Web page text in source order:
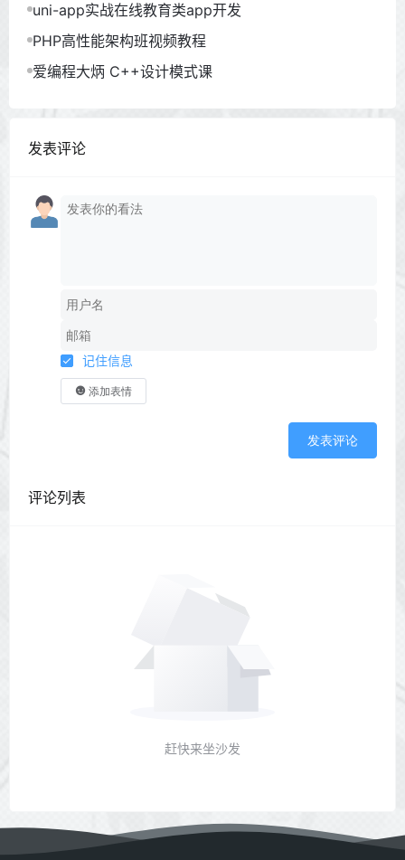
uni-app实战在线教育类app开发
PHP高性能架构班视频教程
爱编程大炳 C++设计模式课
发表评论
记住信息
添加表情
发表评论
评论列表
赶快来坐沙发